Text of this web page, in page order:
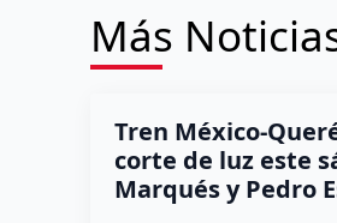
Más
Tren México-
corte de luz este
Marqués y Pedro